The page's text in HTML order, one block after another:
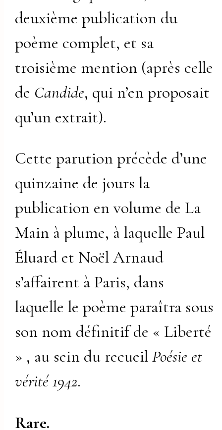
deuxième publication du
poème complet, et sa
troisième mention (après celle
de Candide, qui n’en proposait
qu’un extrait).
Cette parution précède d’une
quinzaine de jours la
publication en volume de La
Main à plume, à laquelle Paul
Éluard et Noël Arnaud
s’affairent à Paris, dans
laquelle le poème paraîtra sous
son nom définitif de « Liberté
» , au sein du recueilPoésie et
vérité 1942.
Rare.